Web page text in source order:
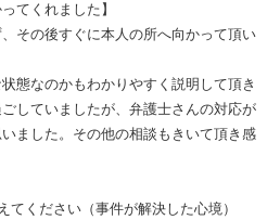
てくれました】
その後すぐに本人の所へ向かって頂い
態なのかもわかりやすく説明して頂き
していましたが、弁護士さんの対応が
ました。その他の相談もきいて頂き感
ください（事件が解決した心境）